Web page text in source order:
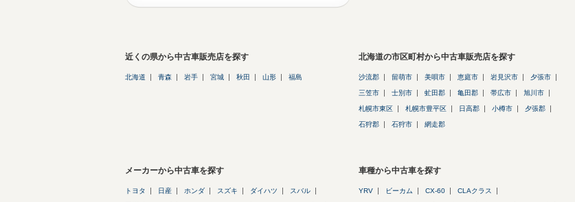
近くの県から中古車販売店を探す
北海道 青森 岩手 宮城 秋田 山形 福島
北海道の市区町村から中古車販売店を探す
沙流郡 留萌市 美唄市 恵庭市 岩見沢市 夕張市
三笠市 士別市 虻田郡 亀田郡 帯広市 旭川市
札幌市東区 札幌市豊平区 日高郡 小樽市 夕張郡
石狩郡 石狩市 網走郡
メーカーから中古車を探す
トヨタ 日産 ホンダ スズキ ダイハツ スバル
車種から中古車を探す
YRV ビーカム CX-60 CLAクラス